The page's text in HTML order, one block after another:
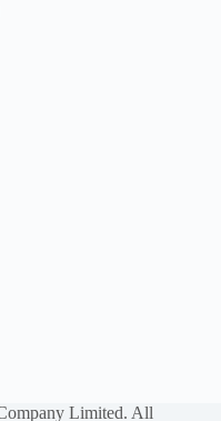
Limited. All